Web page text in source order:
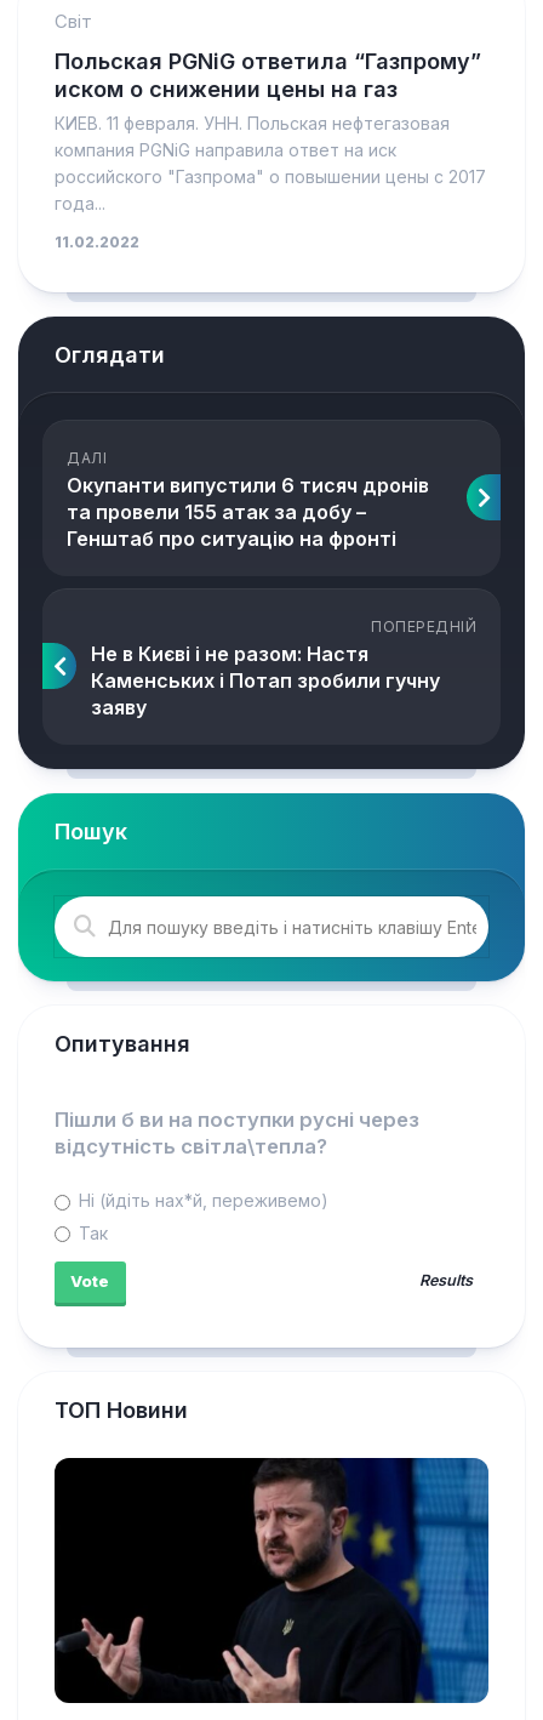
Світ
Польская PGNiG ответила “Газпрому”
иском о снижении цены на газ
КИЕВ. 11 февраля. УНН. Польская нефтегазовая
компания PGNiG направила ответ на иск
российского "Газпрома" о повышении цены с 2017
года...
11.02.2022
Оглядати
ДАЛІ
Окупанти випустили 6 тисяч дронів
та провели 155 атак за добу –
Генштаб про ситуацію на фронті
ПОПЕРЕДНІЙ
Не в Києві і не разом: Настя
Каменських і Потап зробили гучну
заяву
Пошук
Опитування
Пішли б ви на поступки русні через
відсутність світла\тепла?
Ні (йдіть нах*й, переживемо)
Так
Results
ТОП Новини